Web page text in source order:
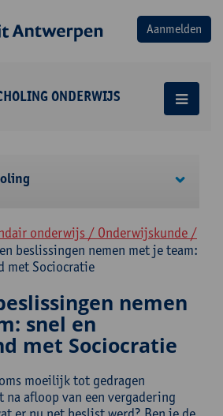
ONDERWIJS
onderwijs / Onderwijskunde /
beslissingen nemen met je team:
met Sociocratie
nemen
snel en
met Sociocratie
moeilijk tot gedragen
na afloop van een vergadering